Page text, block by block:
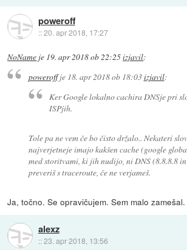
poweroff
::20. apr 2018, 17:27
NoName je 19. apr 2018 ob 22:25izjavil:
poweroffje 18. apr 2018 ob 18:03izjavil:
Ker Google lokalno cachira DNSje pri
ISPjih.
Tole pa ne vem če bo čisto držalo.. Nekateri
najverjetneje imajo kakšen cache (google
med storitvami, ki jih nudijo, ni DNS (8.8.8.8
preveriš s traceroute, če ne verjameš.
Ja, točno. Se opravičujem. Sem malo zamešal.
alexz
::23. apr 2018, 13:56